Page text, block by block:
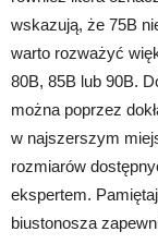
wskazują, że 75B
warto rozważyć
80B, 85B lub 90B.
można poprzez
w najszerszym
rozmiarów
ekspertem.
biustonosza